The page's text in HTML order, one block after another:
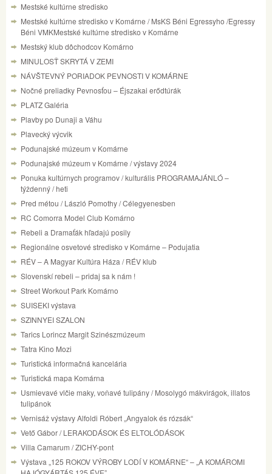
Mestské kultúrne stredisko
Mestské kultúrne stredisko v Komárne / MsKS Béni Egressyho /Egressy
Béni VMKMestské kultúrne stredisko v Komárne
Mestský klub dôchodcov Komárno
MINULOSŤ SKRYTÁ V ZEMI
NÁVŠTEVNÝ PORIADOK PEVNOSTI V KOMÁRNE
Nočné preliadky Pevnosťou – Éjszakai erődtúrák
PLATZ Galéria
Plavby po Dunaji a Váhu
Plavecký výcvik
Podunajské múzeum v Komárne
Podunajské múzeum v Komárne / výstavy 2024
Ponuka kultúrnych programov / kulturális PROGRAMAJÁNLÓ –
týždenný / heti
Pred métou / László Pomothy / Célegyenesben
RC Comorra Model Club Komárno
Rebeli a Dramaťák hľadajú posily
Regionálne osvetové stredisko v Komárne – Podujatia
RÉV – A Magyar Kultúra Háza / RÉV klub
Slovenskí rebeli – pridaj sa k nám !
Street Workout Park Komárno
SUISEKI výstava
SZINNYEI SZALON
Tarics Lorincz Margit Szinészmúzeum
Tatra Kino Mozi
Turistická informačná kancelária
Turistická mapa Komárna
Usmievavé vlčie maky, voňavé tulipány / Mosolygó mákvirágok, illatos
tulipánok
Vernisáž výstavy Alfoldi Róbert „Angyalok és rózsák“
Vető Gábor / LERAKODÁSOK ÉS ELTOLÓDÁSOK
Villa Camarum / ZICHY-pont
Výstava „125 ROKOV VÝROBY LODÍ V KOMÁRNE“ – „A KOMÁROMI